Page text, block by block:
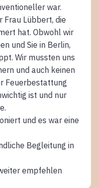
war.
Frau Lübbert, die
hat. Obwohl wir
und Sie in Berlin,
Wir mussten uns
und auch keinen
Feuerbestattung
ist und nur
und es war eine
Begleitung in
empfehlen